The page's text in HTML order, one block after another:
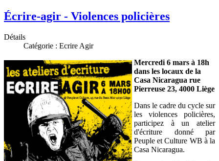
Écrire-agir - Violences policières
Détails
Catégorie : Ecrire Agir
Mercredi 6 mars à 18h
dans les locaux de la
Casa Nicaragua rue
Pierreuse 23, 4000 Liège
Dans le cadre du cycle sur
les violences policières,
participez à un atelier
d'écriture donné par
Peuple et Culture WB à la
Casa Nicaragua.